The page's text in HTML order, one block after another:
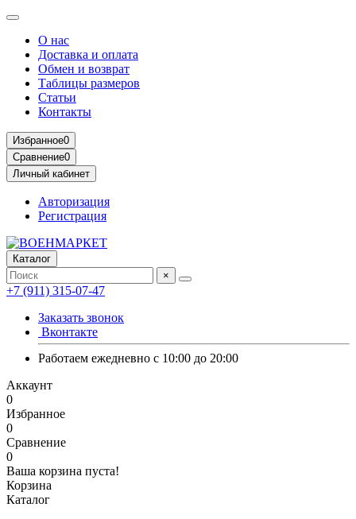
О нас
Доставка и оплата
Обмен и возврат
Таблицы размеров
Статьи
Контакты
Избранное0
Сравнение0
Личный кабинет
Авторизация
Регистрация
Каталог
×
+7 (911) 315-07-47
Заказать звонок
Вконтакте
Работаем ежедневно с 10:00 до 20:00
Аккаунт
0
Избранное
0
Сравнение
0
Ваша корзина пуста!
Корзина
Каталог